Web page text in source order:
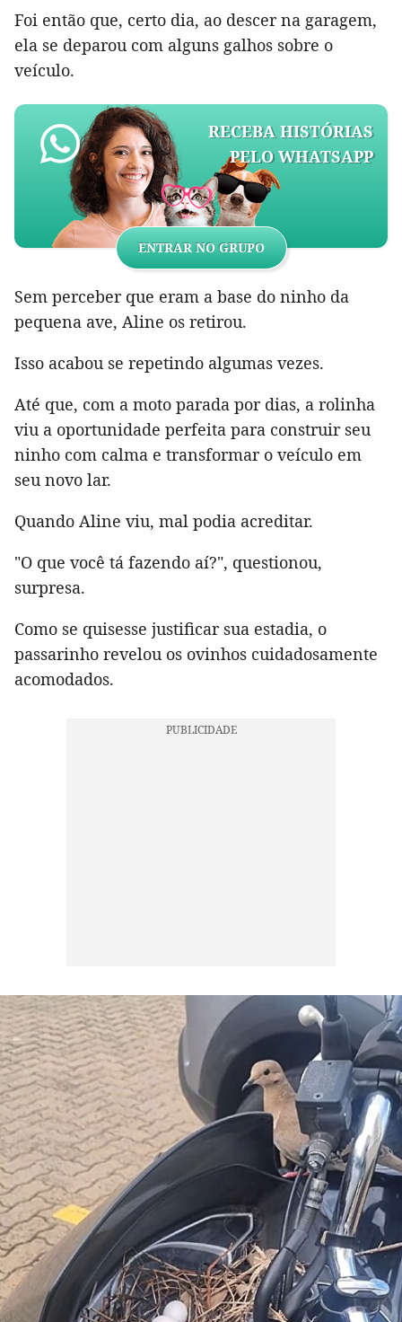
Foi então que, certo dia, ao descer na garagem,
ela se deparou com alguns galhos sobre o
veículo.
RECEBA HISTÓRIAS
PELO WHATSAPP
ENTRAR NO GRUPO
Sem perceber que eram a base do ninho da
pequena ave, Aline os retirou.
Isso acabou se repetindo algumas vezes.
Até que, com a moto parada por dias, a rolinha
viu a oportunidade perfeita para construir seu
ninho com calma e transformar o veículo em
seu novo lar.
Quando Aline viu, mal podia acreditar.
"O que você tá fazendo aí?", questionou,
surpresa.
Como se quisesse justificar sua estadia, o
passarinho revelou os ovinhos cuidadosamente
acomodados.